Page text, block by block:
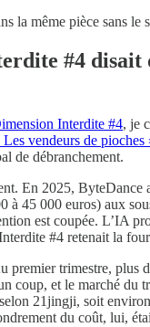
la même pièce sans
#4 disait
Interdite #4, je
Les vendeurs de pioches
de débranchement.
En 2025, ByteDance
à 45 000 euros) aux
est coupée. L’IA
#4 retenait la
premier trimestre, plus
coup, et le marché du
21jingji, soit
du coût, lui,